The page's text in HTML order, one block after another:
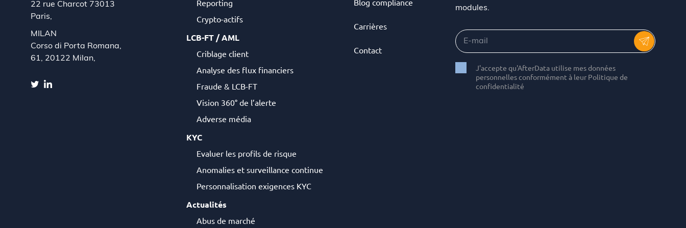
22 rue Charcot 73013
Paris,
MILAN
Corso di Porta Romana,
61, 20122 Milan,
Reporting
Crypto-actifs
LCB-FT / AML
Criblage client
Analyse des flux financiers
Fraude & LCB-FT
Vision 360° de l’alerte
Adverse média
KYC
Evaluer les profils de risque
Anomalies et surveillance continue
Personnalisation exigences KYC
Actualités
Abus de marché
Blog compliance
Carrières
Contact
modules.
J'accepte qu'AfterData utilise mes données
personnelles conformément à leur Politique de
confidentialité